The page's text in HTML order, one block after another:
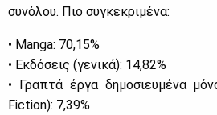
συ­νό­λου. Πιο συ­γκε­κρι­μέ­να:
• Manga: 70,15%
• Εκ­δό­σεις (γε­νι­κά): 14,82%
• Γρα­πτά έρ­γα δη­μο­σιευ­μέ­να
Fiction): 7,39%